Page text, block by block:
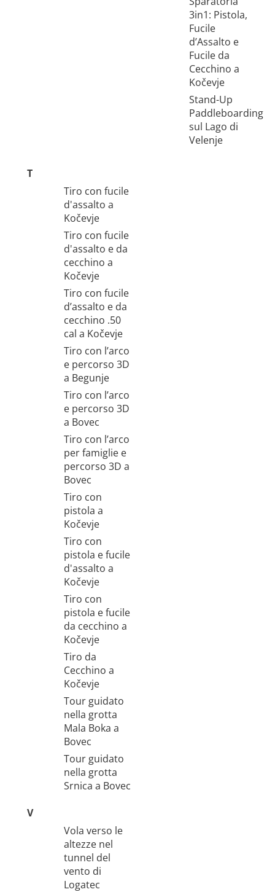
3in1: Pistola,
Fucile
d’Assalto e
Fucile da
Cecchino a
Kočevje
Stand-Up
Paddleboarding
sul Lago di
Velenje
T
Tiro con fucile
d'assalto a
Kočevje
Tiro con fucile
d'assalto e da
cecchino a
Kočevje
Tiro con fucile
d’assalto e da
cecchino .50
cal a Kočevje
Tiro con l’arco
e percorso 3D
a Begunje
Tiro con l’arco
e percorso 3D
a Bovec
Tiro con l’arco
per famiglie e
percorso 3D a
Bovec
Tiro con
pistola a
Kočevje
Tiro con
pistola e fucile
d'assalto a
Kočevje
Tiro con
pistola e fucile
da cecchino a
Kočevje
Tiro da
Cecchino a
Kočevje
Tour guidato
nella grotta
Mala Boka a
Bovec
Tour guidato
nella grotta
Srnica a Bovec
V
Vola verso le
altezze nel
tunnel del
vento di
Logatec